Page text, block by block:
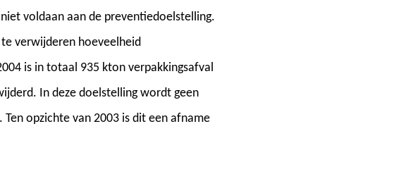
voldaan aan de preventiedoelstelling.
verwijderen hoeveelheid
is in totaal 935 kton verpakkingsafval
In deze doelstelling wordt geen
opzichte van 2003 is dit een afname